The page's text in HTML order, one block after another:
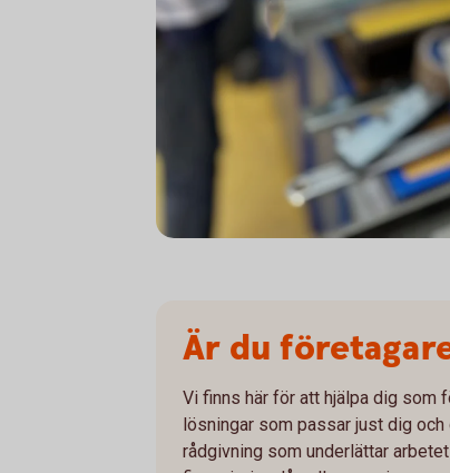
Är du
Vi finns här för att hjälpa dig som
lösningar som passar just dig
rådgivning som underlättar